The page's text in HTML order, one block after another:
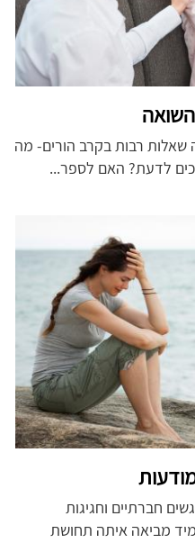
שאלות רבות בקרב הורים- מה
לדעת? האם לספר...
חברתיים וחגיגות
מביאה איתה תחושת